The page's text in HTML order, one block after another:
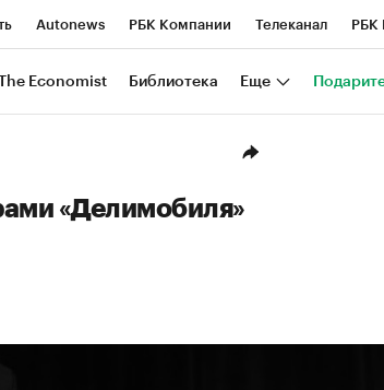
Autonews РБК Компании Телеканал РБК
Визионеры Национальные проекты Город
Economist Библиотека Еще
«Делимобиля»